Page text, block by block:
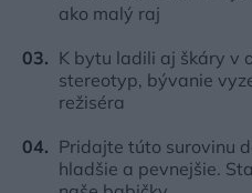
ako malý raj
K bytu ladili aj škáry v
stereotyp, bývanie
režiséra
Pridajte túto surovinu
hladšie a pevnejšie.